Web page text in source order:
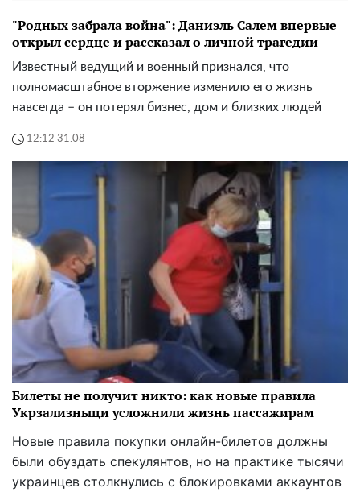
"Родных забрала война": Даниэль Салем впервые
открыл сердце и рассказал о личной трагедии
Известный ведущий и военный признался, что
полномасштабное вторжение изменило его жизнь
навсегда – он потерял бизнес, дом и близких людей
12:12 31.08
Билеты не получит никто: как новые правила
Укрзализныци усложнили жизнь пассажирам
Новые правила покупки онлайн-билетов должны
были обуздать спекулянтов, но на практике тысячи
украинцев столкнулись с блокировками аккаунтов